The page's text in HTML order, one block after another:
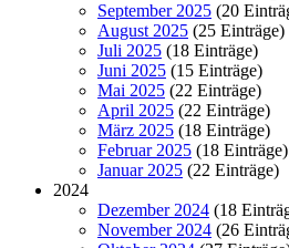
September 2025 (20
August 2025 (25 Einträge)
Juli 2025 (18 Einträge)
Juni 2025 (15 Einträge)
Mai 2025 (22 Einträge)
April 2025 (22 Einträge)
März 2025 (18 Einträge)
Februar 2025 (18 Einträge)
Januar 2025 (22 Einträge)
2024
Dezember 2024 (18
November 2024 (26